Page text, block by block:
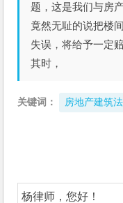
题，这是我们与房
竟然无耻的说把楼
失误，将给予一定
其时，
关键词： 房地产建筑
杨律师，您好！